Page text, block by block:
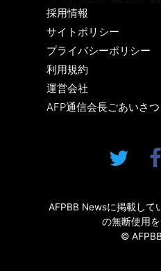
採用情報
サイトポリシー
プライバシーポリシー
利用規約
運営会社
AFP通信会長ごあいさつ
AFPBB Newsに掲載して
の無断使用を
©